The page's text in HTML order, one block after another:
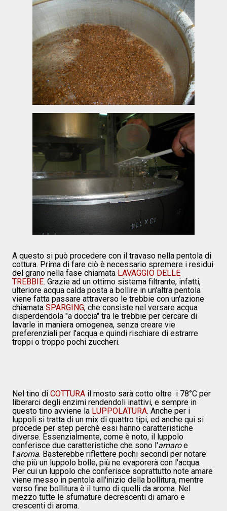
A questo si può procedere con il travaso nella pentola di
cottura. Prima di fare ciò è necessario spremere i residui
del grano nella fase chiamata LAVAGGIO DELLE
TREBBIE. Grazie ad un ottimo sistema filtrante, infatti,
ulteriore acqua calda posta a bollire in un'altra pentola
viene fatta passare attraverso le trebbie con un'azione
chiamata SPARGING, che consiste nel versare acqua
disperdendola "a doccia" tra le trebbie per cercare di
lavarle in maniera omogenea, senza creare vie
preferenziali per l'acqua e quindi rischiare di estrarre
troppi o troppo pochi zuccheri.
Nel tino di COTTURA il mosto sarà cotto oltre i 78°C per
liberarci degli enzimi rendendoli inattivi, e sempre in
questo tino avviene la LUPPOLATURA. Anche per i
luppoli si tratta di un mix di quattro tipi, ed anche qui si
procede per step perchè essi hanno caratteristiche
diverse. Essenzialmente, come è noto, il luppolo
conferisce due caratteristiche che sono l'amaroe
l'aroma. Basterebbe riflettere pochi secondi per notare
che più un luppolo bolle, più ne evaporerà con l'acqua.
Per cui un luppolo che conferisce soprattutto note amare
viene messo in pentola all'inizio della bollitura, mentre
verso fine bollitura è il turno di quelli da aroma. Nel
mezzo tutte le sfumature decrescenti di amaro e
crescenti di aroma.